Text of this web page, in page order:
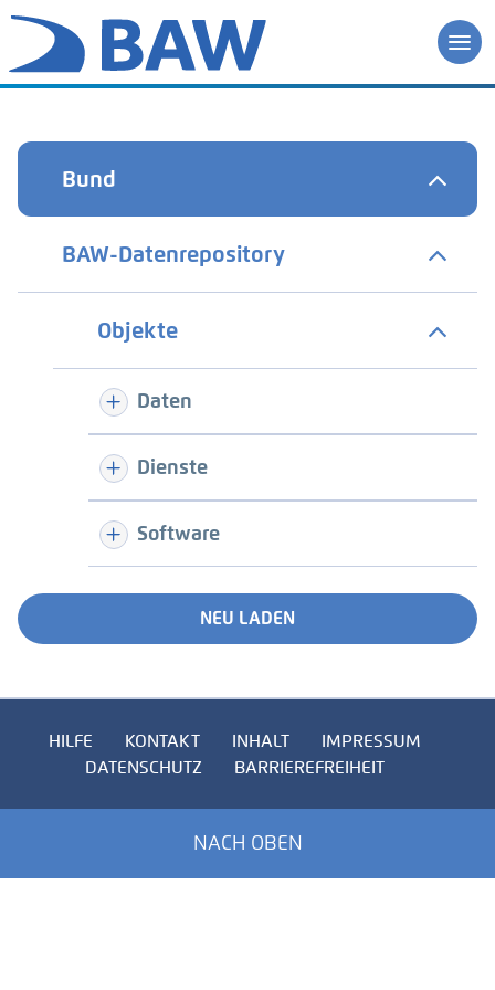
Bund
BAW-Datenrepository
Objekte
Daten
Dienste
Software
NEU LADEN
HILFE KONTAKT INHALT
IMPRESSUM
DATENSCHUTZ
BARRIEREFREIHEIT
NACH OBEN